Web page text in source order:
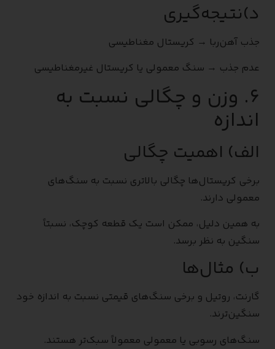
د)نتیجه‌گیری
جذب آهن‌ربا → کریستال مغناطیسی
عدم جذب → سنگ معمولی یا کریستال غیرمغناطیسی
۶. وزن و چگالی نسبت به
اندازه
الف) اهمیت چگالی
برخی کریستال‌ها چگالی بالاتری نسبت به سنگ‌های
معمولی دارند.
به همین دلیل، ممکن است یک قطعه کوچک، نسبتاً
سنگین به نظر برسد.
ب) مثال‌ها
گارنت، روتیل و برخی سنگ‌های قیمتی نسبت به اندازه خود
سنگین‌ترند.
سنگ‌های رسوبی یا معمولی معمولاً سبک‌تر هستند.